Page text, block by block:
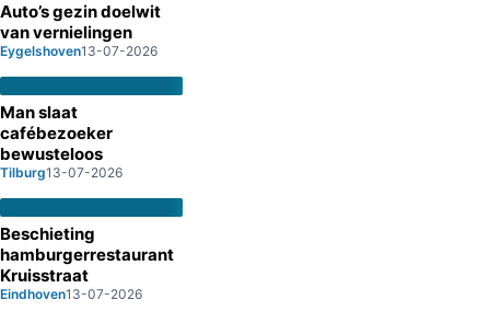
Auto’s gezin doelwit
van vernielingen
Eygelshoven13-07-2026
Man slaat
cafébezoeker
bewusteloos
Tilburg13-07-2026
Beschieting
hamburgerrestaurant
Kruisstraat
Eindhoven13-07-2026